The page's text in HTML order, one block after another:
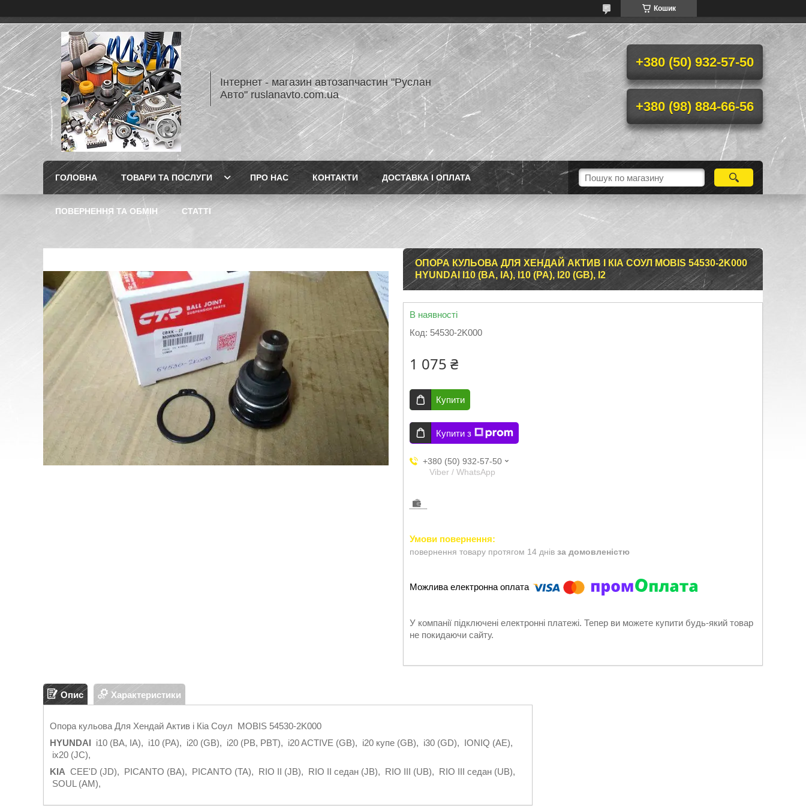
Кошик
Інтернет - магазин автозапчастин "Руслан
Авто" ruslanavto.com.ua
+380 (50) 932-57-50
+380 (98) 884-66-56
ГОЛОВНА ТОВАРИ ТА ПОСЛУГИ ПРО НАС КОНТАКТИ ДОСТАВКА І ОПЛАТА
ПОВЕРНЕННЯ ТА ОБМІН СТАТТІ
ОПОРА КУЛЬОВА ДЛЯ ХЕНДАЙ АКТИВ І КІА СОУЛ MOBIS 54530-2K000
HYUNDAI I10 (BA, IA), I10 (PA), I20 (GB), I2
В наявності
Код: 54530-2K000
1 075 ₴
Купити
Купити з
+380 (50) 932-57-50
Viber / WhatsApp
повернення товару протягом 14 днів за домовленістю
У компанії підключені електронні платежі. Тепер ви можете купити будь-який товар
не покидаючи сайту.
Опис Характеристики
Опора кульова Для Хендай Актив і Кіа Соул MOBIS 54530-2K000
HYUNDAI i10 (BA, IA), i10 (PA), i20 (GB), i20 (PB, PBT), i20 ACTIVE (GB), i20 купе (GB), i30 (GD), IONIQ (AE),
ix20 (JC),
KIA CEE'D (JD), PICANTO (BA), PICANTO (TA), RIO II (JB), RIO II седан (JB), RIO III (UB), RIO III седан (UB),
SOUL (AM),